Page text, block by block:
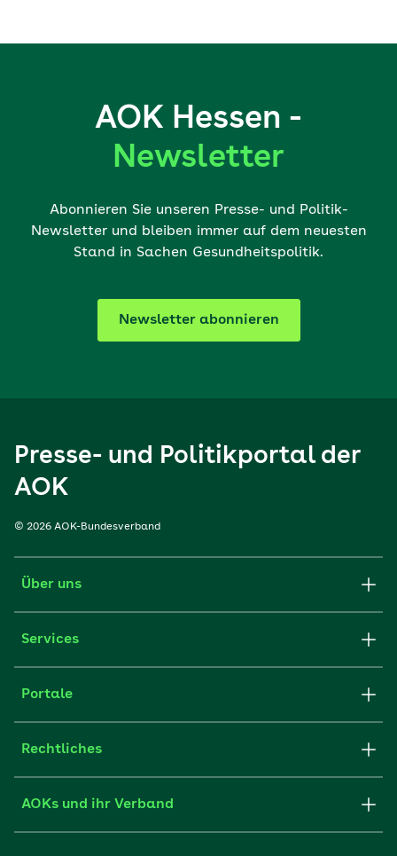
AOK Hessen -
Newsletter
Abonnieren Sie unseren Presse- und Politik-
Newsletter und bleiben immer auf dem neuesten
Stand in Sachen Gesundheitspolitik.
Newsletter abonnieren
Presse- und Politikportal der
AOK
© 2026 AOK-Bundesverband
Über uns
Services
Portale
Rechtliches
AOKs und ihr Verband